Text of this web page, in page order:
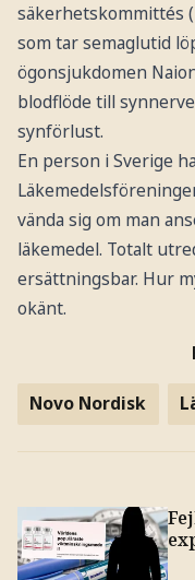
säkerhetskommittés
som tar semaglutid
ögonsjukdomen
blodflöde till
synförlust.
En person i Sverige
vända sig om man
läkemedel. Totalt
ersättningsbar. Hur
okänt.
Novo Nordisk